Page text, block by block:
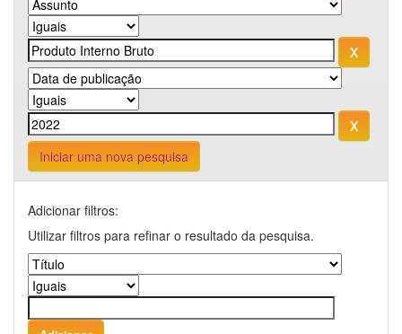
Iniciar uma nova pesquisa
Adicionar filtros:
Utilizar filtros para refinar o resultado da pesquisa.